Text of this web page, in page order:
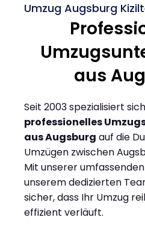
Umzug Augsburg
aus
Seit 2003 spezialisiert
professionelles
aus Augsburg auf die
Umzügen zwischen
Mit unserer
unserem dedizierten
sicher, dass Ihr Umzug
effizient verläuft.